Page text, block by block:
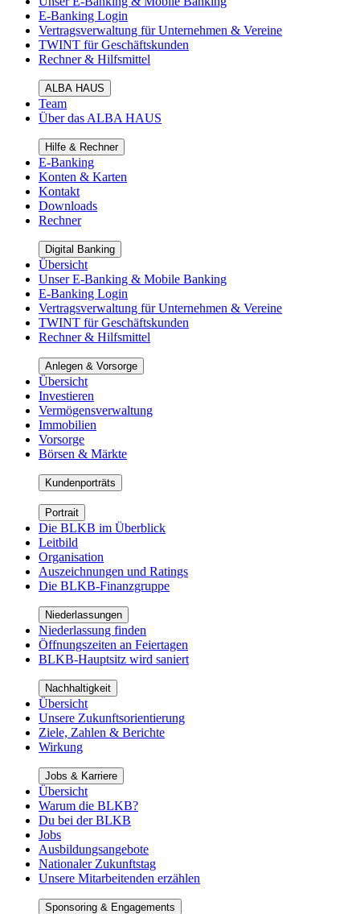
E-Banking Login
Vertragsverwaltung für Unternehmen & Vereine
TWINT für Geschäftskunden
Rechner & Hilfsmittel
ALBA HAUS
Team
Über das ALBA HAUS
Hilfe & Rechner
E-Banking
Konten & Karten
Kontakt
Downloads
Rechner
Digital Banking
Übersicht
Unser E-Banking & Mobile Banking
E-Banking Login
Vertragsverwaltung für Unternehmen & Vereine
TWINT für Geschäftskunden
Rechner & Hilfsmittel
Anlegen & Vorsorge
Übersicht
Investieren
Vermögensverwaltung
Immobilien
Vorsorge
Börsen & Märkte
Kundenporträts
Portrait
Die BLKB im Überblick
Leitbild
Organisation
Auszeichnungen und Ratings
Die BLKB-Finanzgruppe
Niederlassungen
Niederlassung finden
Öffnungszeiten an Feiertagen
BLKB-Hauptsitz wird saniert
Nachhaltigkeit
Übersicht
Unsere Zukunftsorientierung
Ziele, Zahlen & Berichte
Wirkung
Jobs & Karriere
Übersicht
Warum die BLKB?
Du bei der BLKB
Jobs
Ausbildungsangebote
Nationaler Zukunftstag
Unsere Mitarbeitenden erzählen
Sponsoring & Engagements